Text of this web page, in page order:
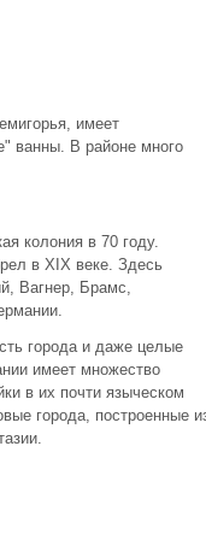
имеет
ванны. В районе много
колония в 70 году.
в XIX веке. Здесь
Вагнер, Брамс,
города и даже целые
имеет множество
в их почти языческом
города, построенные